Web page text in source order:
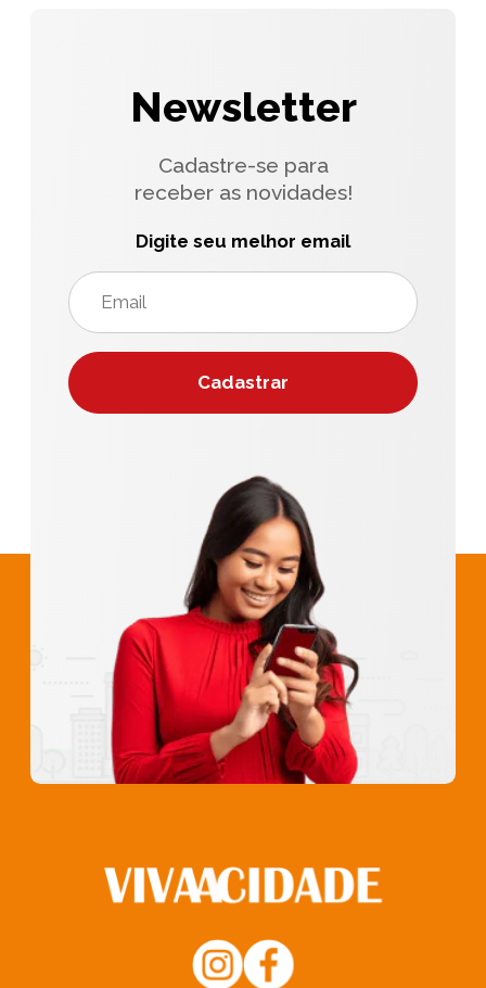
Newsletter
Cadastre-se para
receber as novidades!
Digite seu melhor email